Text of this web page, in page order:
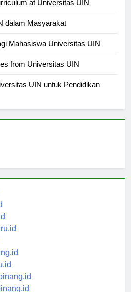
at Universitas UIN
dalam Masyarakat
Mahasiswa Universitas UIN
from Universitas UIN
UIN untuk Pendidikan